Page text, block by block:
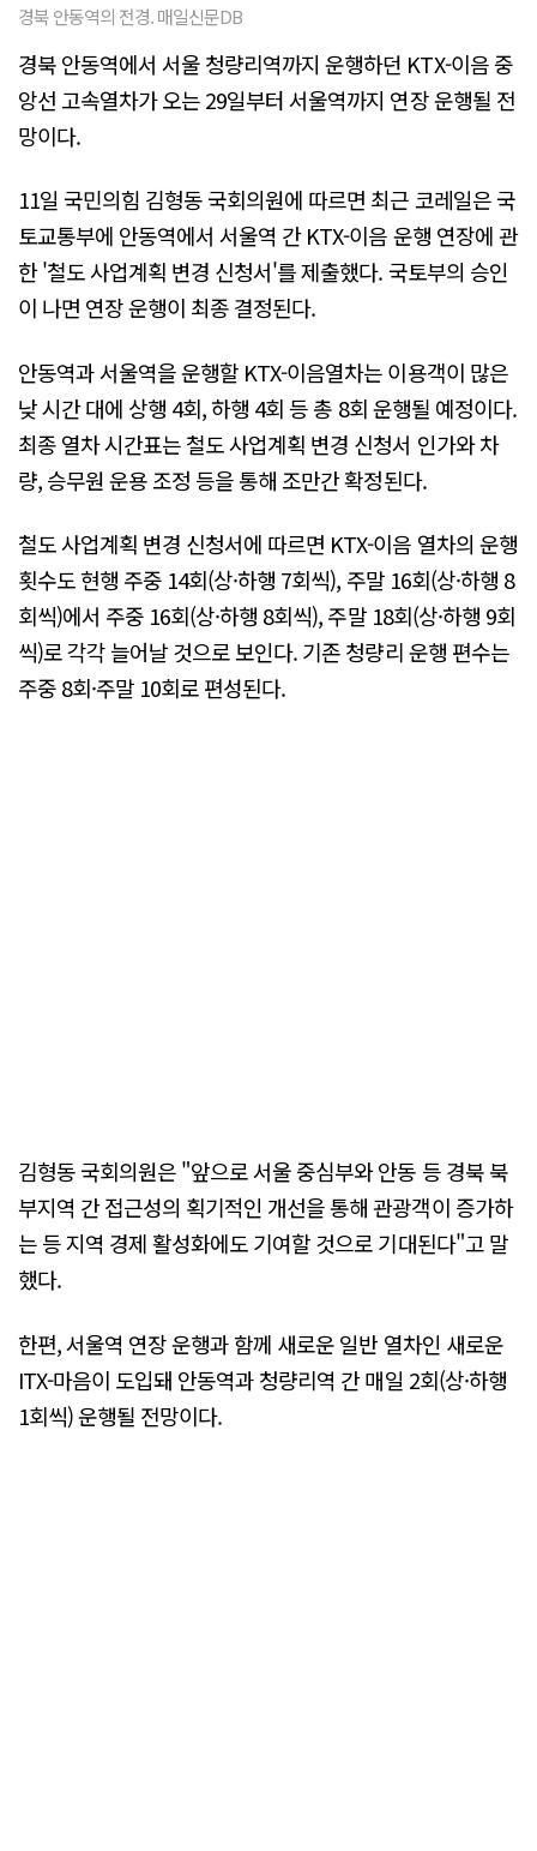
경북 안동역의 전경. 매일신문DB
경북 안동역에서 서울 청량리역까지 운행하던 KTX-이음 중
앙선 고속열차가 오는 29일부터 서울역까지 연장 운행될 전
망이다.
11일 국민의힘 김형동 국회의원에 따르면 최근 코레일은 국
토교통부에 안동역에서 서울역 간 KTX-이음 운행 연장에 관
한 '철도 사업계획 변경 신청서'를 제출했다. 국토부의 승인
이 나면 연장 운행이 최종 결정된다.
안동역과 서울역을 운행할 KTX-이음열차는 이용객이 많은
낮 시간 대에 상행 4회, 하행 4회 등 총 8회 운행될 예정이다.
최종 열차 시간표는 철도 사업계획 변경 신청서 인가와 차
량, 승무원 운용 조정 등을 통해 조만간 확정된다.
철도 사업계획 변경 신청서에 따르면 KTX-이음 열차의 운행
횟수도 현행 주중 14회(상·하행 7회씩), 주말 16회(상·하행 8
회씩)에서 주중 16회(상·하행 8회씩), 주말 18회(상·하행 9회
씩)로 각각 늘어날 것으로 보인다. 기존 청량리 운행 편수는
주중 8회·주말 10회로 편성된다.
김형동 국회의원은 "앞으로 서울 중심부와 안동 등 경북 북
부지역 간 접근성의 획기적인 개선을 통해 관광객이 증가하
는 등 지역 경제 활성화에도 기여할 것으로 기대된다"고 말
했다.
한편, 서울역 연장 운행과 함께 새로운 일반 열차인 새로운
ITX-마음이 도입돼 안동역과 청량리역 간 매일 2회(상·하행
1회씩) 운행될 전망이다.